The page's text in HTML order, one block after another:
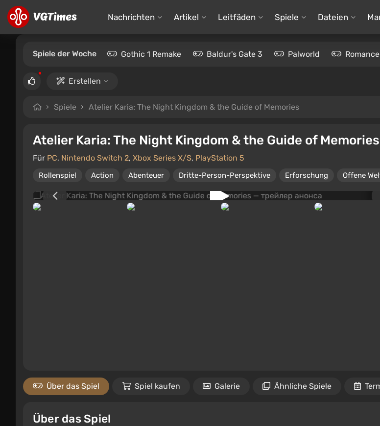
Nachrichten Artikel Leitfäden Spiele Dateien
Spiele der Woche Gothic 1 Remake Baldur's Gate 3 Palworld
Erstellen
Spiele Atelier Karia: The Night Kingdom & the Guide of Memories
Atelier Karia: The Night Kingdom & the Guide of Memories
Für PC, Nintendo Switch 2, Xbox Series X/S, PlayStation 5
Rollenspiel Action Abenteuer Dritte-Person-Perspektive Erforschung Offene
Über das Spiel Spiel kaufen Galerie Ähnliche Spiele
Über das Spiel